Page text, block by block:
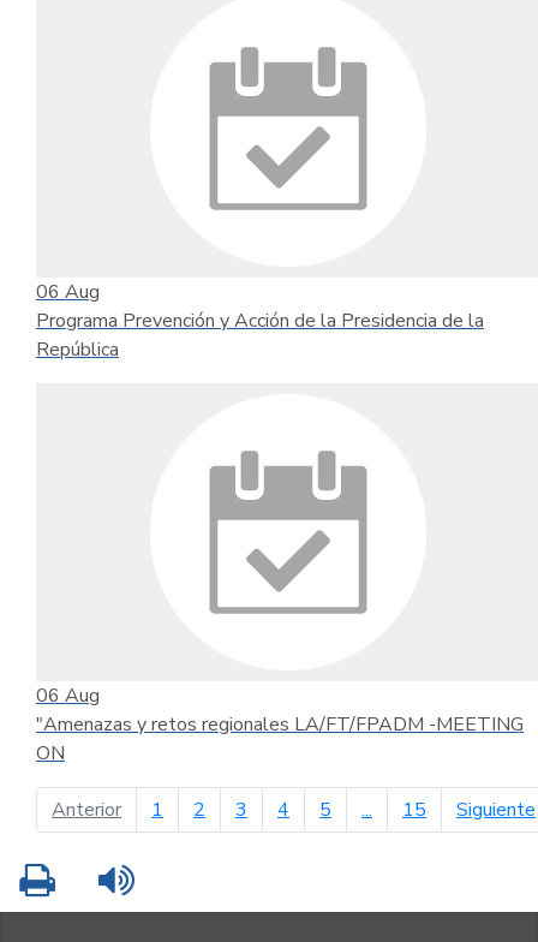
06 Aug
Programa Prevención y Acción de la Presidencia de la
República
06 Aug
"Amenazas y retos regionales LA/FT/FPADM -MEETING
ON
Anteriorpágina anterior
1 2 3 4 5 ... 15 Siguiente
Imprimir